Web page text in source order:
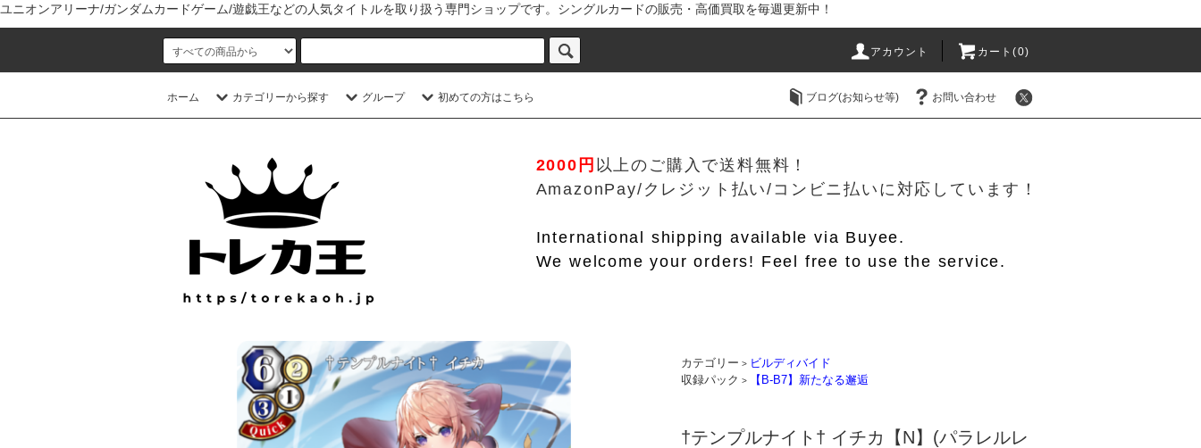
ユニオンアリーナ/ガンダムカードゲーム/遊戯王などの人気タイトルを取り扱う専門ショップです。シングルカードの販売・高価買取を毎週更新中！
アカウント カート(0)
ホーム カテゴリーから探す グループ 初めての方はこちら ブログ(お知らせ等) お問い合わせ
2000円 以上のご購入で送料無料！
AmazonPay/クレジット払い/コンビニ払いに対応しています！
International shipping available via Buyee.
We welcome your orders! Feel free to use the service.
カテゴリー > ビルディバイド
収録パック > 【B-B7】新たなる邂逅
†テンプルナイト† イチカ【N】(パラレルレ